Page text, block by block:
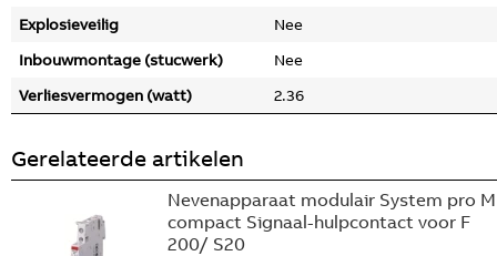
Explosieveilig
Nee
Inbouwmontage (stucwerk)
Nee
Verliesvermogen (watt)
2.36
Gerelateerde artikelen
Nevenapparaat modulair System pro M
compact Signaal-hulpcontact voor F
200/ S20